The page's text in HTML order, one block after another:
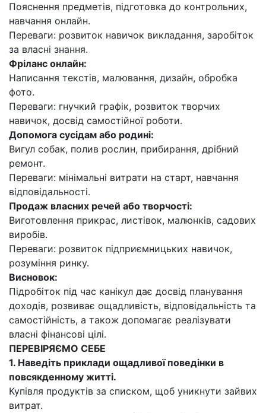
Пояснення предметів, підготовка до контрольних,
навчання онлайн.
Переваги: розвиток навичок викладання, заробіток
за власні знання.
Фріланс онлайн:
Написання текстів, малювання, дизайн, обробка
фото.
Переваги: гнучкий графік, розвиток творчих
навичок, досвід самостійної роботи.
Допомога сусідам або родині:
Вигул собак, полив рослин, прибирання, дрібний
ремонт.
Переваги: мінімальні витрати на старт, навчання
відповідальності.
Продаж власних речей або творчості:
Виготовлення прикрас, листівок, малюнків, садових
виробів.
Переваги: розвиток підприємницьких навичок,
розуміння ринку.
Висновок:
Підробіток під час канікул дає досвід планування
доходів, розвиває ощадливість, відповідальність та
самостійність, а також допомагає реалізувати
власні фінансові цілі.
ПЕРЕВІРЯЄМО СЕБЕ
1. Наведіть приклади ощадливої поведінки в
повсякденному житті.
Купівля продуктів за списком, щоб уникнути зайвих
витрат.